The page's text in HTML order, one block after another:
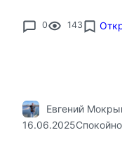
0 143
Евгений
16.06.2025